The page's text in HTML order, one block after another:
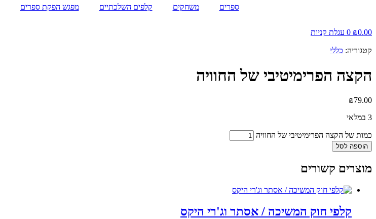
ספרים משחקים קלפים השלכתיים מפגש הפקת ספרים
₪0.00
0 עגלת קניות
קטגוריה: כללי
הקצה הפרימיטיבי של החוויה
₪79.00
3 במלאי
כמות של הקצה הפרימיטיבי של החוויה
הוספה לסל
מוצרים קשורים
קלפי חוק המשיכה / אסתר וג'רי היקס